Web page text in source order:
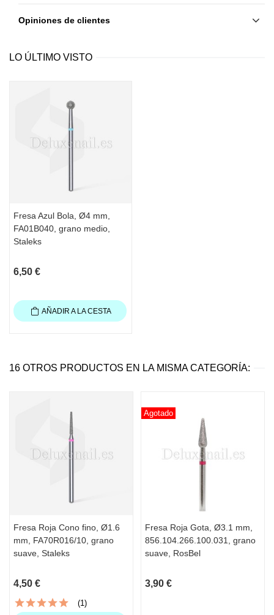
Opiniones de clientes
LO ÚLTIMO VISTO
Fresa Azul Bola, Ø4 mm,
FA01B040, grano medio,
Staleks
6,50 €
AÑADIR A LA CESTA
16 OTROS PRODUCTOS EN LA MISMA CATEGORÍA:
Fresa Roja Cono fino, Ø1.6
mm, FA70R016/10, grano
suave, Staleks
4,50 €
(1)
Agotado
Fresa Roja Gota, Ø3.1 mm,
856.104.266.100.031, grano
suave, RosBel
3,90 €